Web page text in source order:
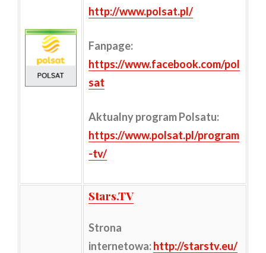
http://www.polsat.pl/
Fanpage:
https://www.facebook.com/pol
sat
Aktualny program Polsatu:
https://www.polsat.pl/program
-tv/
Stars.TV
Strona
internetowa:http://starstv.eu/